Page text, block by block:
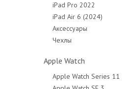
iPad Pro 2022
iPad Air 6 (2024)
Аксессуары
Чехлы
Apple Watch
Apple Watch Series 11